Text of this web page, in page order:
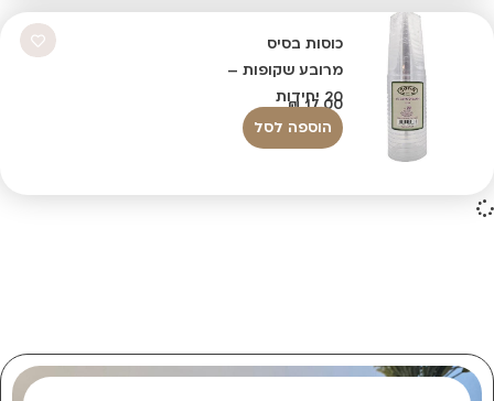
כוסות בסיס
מרובע שקופות –
20 יחידות
₪17.00
הוספה לסל